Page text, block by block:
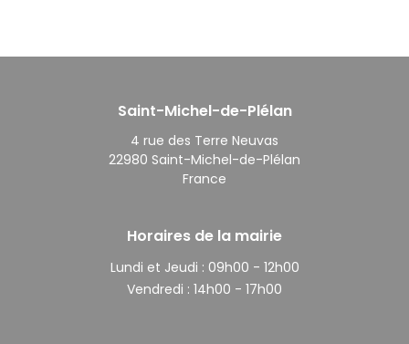
Saint-Michel-de-Plélan
4 rue des Terre Neuvas
22980 Saint-Michel-de-Plélan
France
Horaires de la mairie
Lundi et Jeudi : 09h00 - 12h00
Vendredi : 14h00 - 17h00